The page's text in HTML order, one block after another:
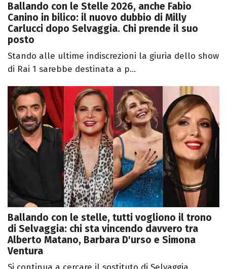
Ballando con le Stelle 2026, anche Fabio
Canino in bilico: il nuovo dubbio di Milly
Carlucci dopo Selvaggia. Chi prende il suo
posto
Stando alle ultime indiscrezioni la giuria dello show
di Rai 1 sarebbe destinata a p...
Ballando con le stelle, tutti vogliono il trono
di Selvaggia: chi sta vincendo davvero tra
Alberto Matano, Barbara D'urso e Simona
Ventura